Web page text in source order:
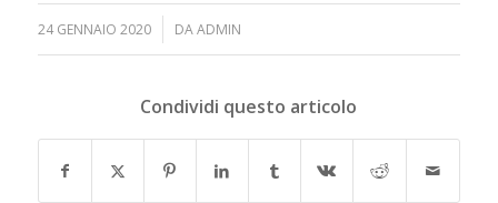
24 GENNAIO 2020 DAADMIN
Condividi questo articolo